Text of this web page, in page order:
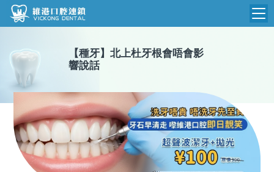
維港首頁
品牌介紹
環境設備
醫院新聞
收費標準
N
收費總表
植牙收費
醫生團隊
【種牙】 北上杜牙根會唔會影
響說話